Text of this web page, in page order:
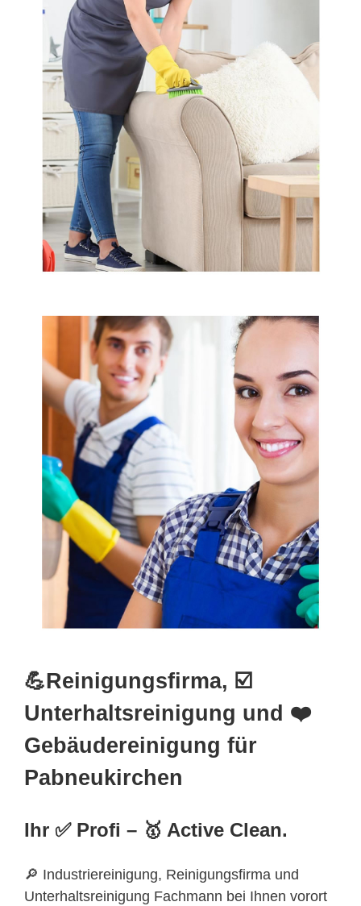
💪Reinigungsfirma, ☑️
Unterhaltsreinigung und ❤️
Gebäudereinigung für
Pabneukirchen
Ihr ✅ Profi – 🥇 Active Clean.
🔎 Industriereinigung, Reinigungsfirma und
Unterhaltsreinigung Fachmann bei Ihnen vorort